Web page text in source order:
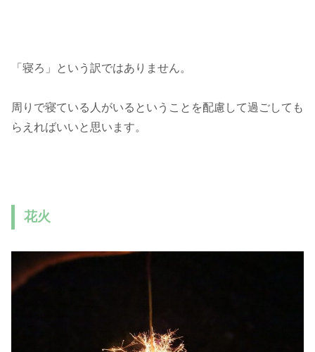
「寝ろ」という訳ではありません。
周りで寝ている人がいるということを配慮して過ごしても
らえればいいと思います。
花火